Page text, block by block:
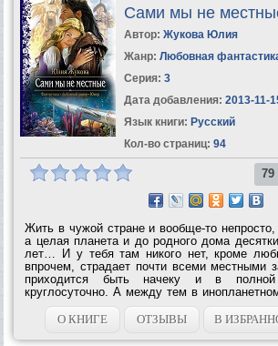
Сами мы не
Автор: Жукова Юлия
Жанр: Любовная
Серия: 3
Дата добавления: 2013-11-
Язык книги: Русский
Кол-во страниц: 94
79
Жить в чужой стране и вообще-то непросто,
а целая планета и до родного дома
лет… И у тебя там никого нет, кроме
впрочем, страдает почти всеми местными
приходится быть начеку и в полной
круглосуточно. А между тем в
от северных снегов до южных
улицам, а на подводных...
О КНИГЕ ОТЗЫВЫ В